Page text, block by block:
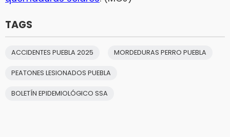
TAGS
ACCIDENTES PUEBLA 2025 MORDEDURAS PERRO PUEBLA
PEATONES LESIONADOS PUEBLA
BOLETÍN EPIDEMIOLÓGICO SSA